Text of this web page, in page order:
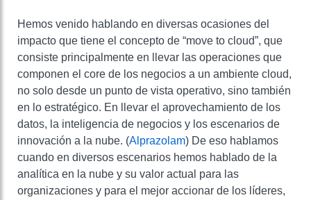
Hemos venido hablando en diversas ocasiones del
impacto que tiene el concepto de “move to cloud”, que
consiste principalmente en llevar las operaciones que
componen el core de los negocios a un ambiente cloud,
no solo desde un punto de vista operativo, sino también
en lo estratégico. En llevar el aprovechamiento de los
datos, la inteligencia de negocios y los escenarios de
innovación a la nube. (Alprazolam) De eso hablamos
cuando en diversos escenarios hemos hablado de la
analítica en la nube y su valor actual para las
organizaciones y para el mejor accionar de los líderes,